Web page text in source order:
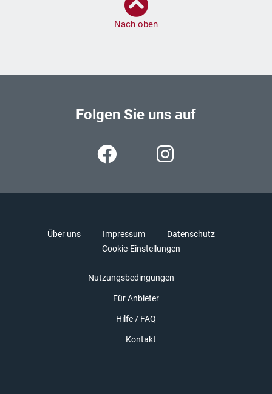
Nach oben
Folgen Sie uns auf
Über uns Impressum
Datenschutz
Cookie-Einstellungen
Nutzungsbedingungen
Für Anbieter
Hilfe / FAQ
Kontakt